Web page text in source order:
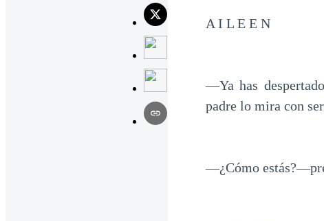
A I L E E N
—Ya has
padre lo mira con
—¿Cómo